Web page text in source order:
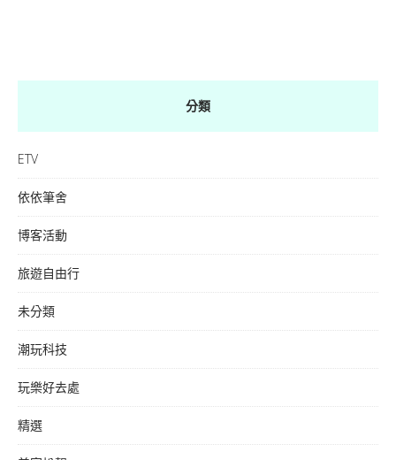
分類
ETV
依依筆舍
博客活動
旅遊自由行
未分類
潮玩科技
玩樂好去處
精選